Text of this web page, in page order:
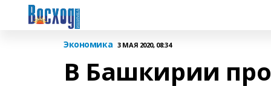
Экономика 3 МАЯ 2020, 08:34
В Башкирии